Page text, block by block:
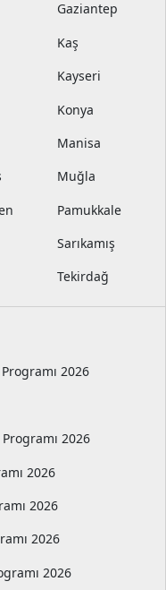
Gaziantep
Kaş
Kayseri
Konya
Manisa
Muğla
Pamukkale
Sarıkamış
Tekirdağ
2026
2026
2026
2026
2026
2026